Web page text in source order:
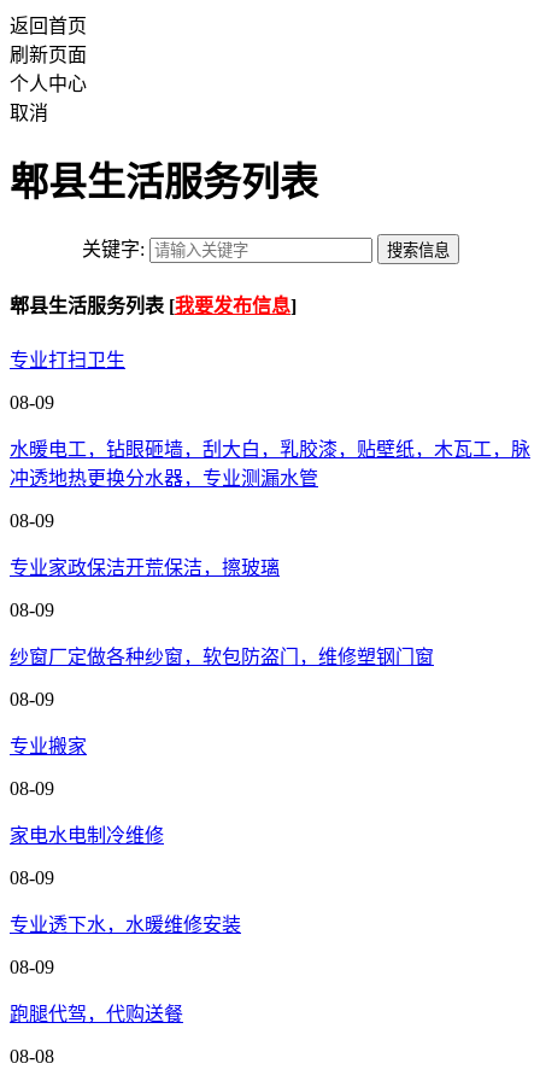
返回首页
刷新页面
个人中心
取消
郫县生活服务列表
关键字:
郫县生活服务列表 [我要发布信息]
专业打扫卫生
08-09
水暖电工，钻眼砸墙，刮大白，乳胶漆，贴壁纸，木瓦工，脉
冲透地热更换分水器，专业测漏水管
08-09
专业家政保洁开荒保洁，擦玻璃
08-09
纱窗厂定做各种纱窗，软包防盗门，维修塑钢门窗
08-09
专业搬家
08-09
家电水电制冷维修
08-09
专业透下水，水暖维修安装
08-09
跑腿代驾，代购送餐
08-08